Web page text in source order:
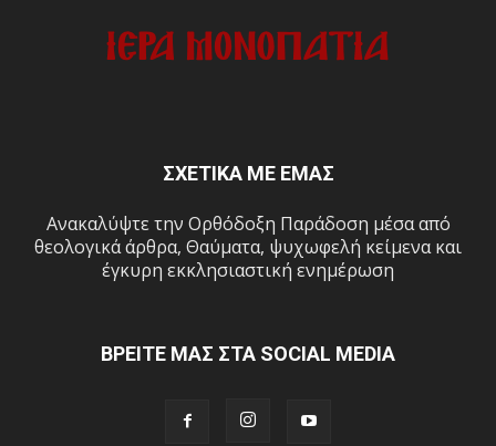
ΣΧΕΤΙΚΑ ΜΕ ΕΜΑΣ
Ανακαλύψτε την Ορθόδοξη Παράδοση μέσα από
θεολογικά άρθρα, Θαύματα, ψυχωφελή κείμενα και
έγκυρη εκκλησιαστική ενημέρωση
ΒΡΕΙΤΕ ΜΑΣ ΣΤΑ SOCIAL MEDIA